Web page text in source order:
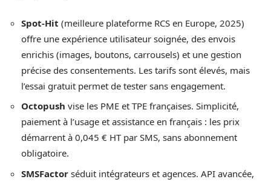
Spot-Hit (meilleure plateforme RCS en Europe, 2025)
offre une expérience utilisateur soignée, des envois
enrichis (images, boutons, carrousels) et une gestion
précise des consentements. Les tarifs sont élevés, mais
l’essai gratuit permet de tester sans engagement.
Octopush vise les PME et TPE françaises. Simplicité,
paiement à l’usage et assistance en français : les prix
démarrent à 0,045 € HT par SMS, sans abonnement
obligatoire.
SMSFactor séduit intégrateurs et agences. API avancée,